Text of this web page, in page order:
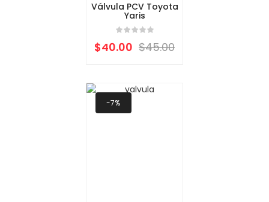
Válvula PCV Toyota
Yaris
$45.00
$40.00
-7%